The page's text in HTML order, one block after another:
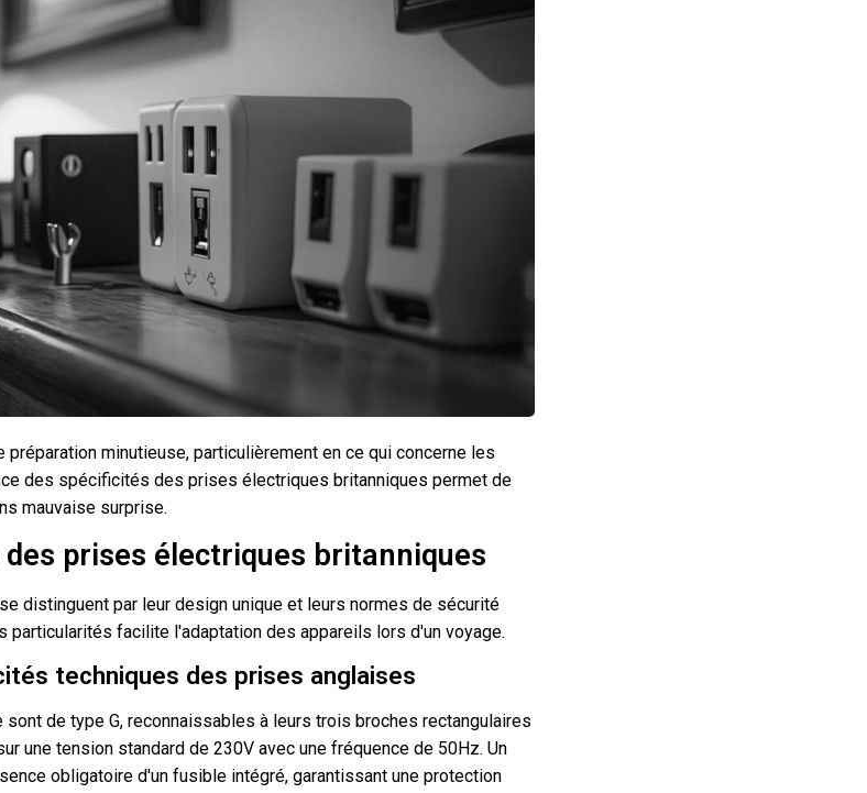
minutieuse, particulièrement en ce qui concerne les
des spécificités des prises électriques britanniques permet de
mauvaise surprise.
prises électriques britanniques
distinguent par leur design unique et leurs normes de sécurité
particularités facilite l'adaptation des appareils lors d'un voyage.
techniques des prises anglaises
de type G, reconnaissables à leurs trois broches rectangulaires
une tension standard de 230V avec une fréquence de 50Hz. Un
obligatoire d'un fusible intégré, garantissant une protection